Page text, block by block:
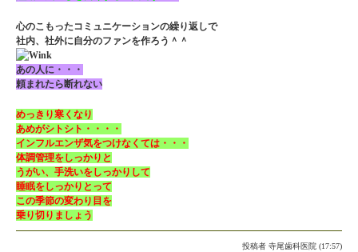
心のこもったコミュニケーションの繰り返しで
社内、社外に自分のファンを作ろう＾＾
あの人に・・・
頼まれたら断れない
めっきり寒くなり
あめがシトシト・・・・
インフルエンザ気をつけなくては・・・
体調管理をしっかりと
うがい、手洗いをしっかりして
睡眠をしっかりとって
この季節の変わり目を
乗り切りましょう
投稿者 寺尾歯科医院 (17:57)